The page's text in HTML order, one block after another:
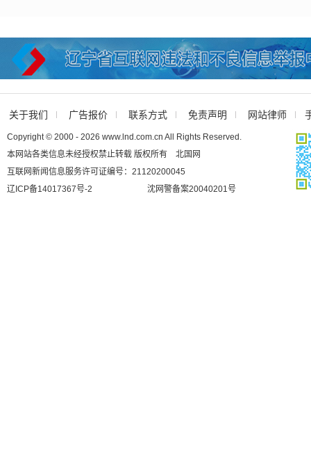
关于我们 广告报价 联系方式 免责声明 网站律师
Copyright © 2000 - 2026 www.lnd.com.cn All Rights Reserved.
本网站各类信息未经授权禁止转载 版权所有 北国网
互联网新闻信息服务许可证编号：21120200045
辽ICP备14017367号-2
沈网警备案20040201号